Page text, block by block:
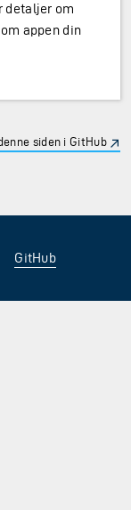
detaljer om
appen din
siden i GitHub
GitHub